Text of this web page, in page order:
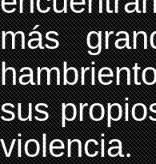
más
sus
violencia.